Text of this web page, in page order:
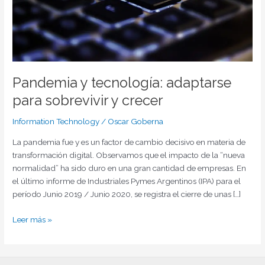
Pandemia y tecnología: adaptarse
para sobrevivir y crecer
Information Technology/ Oscar Goberna
La pandemia fue y es un factor de cambio decisivo en materia de
transformación digital. Observamos que el impacto de la “nueva
normalidad” ha sido duro en una gran cantidad de empresas. En
el último informe de Industriales Pymes Argentinos (IPA) para el
período Junio 2019 / Junio 2020, se registra el cierre de unas […]
Leer más »